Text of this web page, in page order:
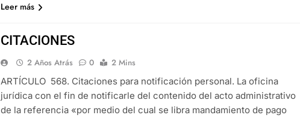
Leer más
CITACIONES
2 Años Atrás 0
2 Mins
ARTÍCULO 568. Citaciones para notificación personal. La oficina
jurídica con el fin de notificarle del contenido del acto administrativo
de la referencia «por medio del cual se libra mandamiento de pago